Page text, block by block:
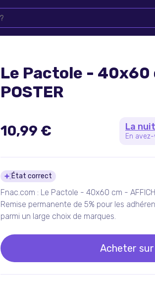
Le Pactole - 40x60
POSTER
10,99 € La
En
Détails du produit
État correct
Fnac.com : Le Pactole - 40x60 cm -
Remise permanente de 5% pour les
parmi un large choix de marques.
Acheter sur